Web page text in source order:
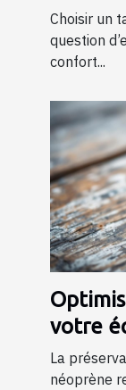
Choisir un
question
confort...
votre
en
La
néoprène